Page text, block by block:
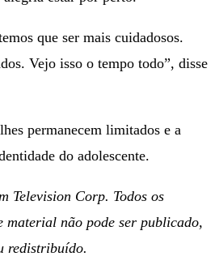
que ser mais cuidadosos.
Vejo isso o tempo todo”, disse
permanecem limitados e a
do adolescente.
Television Corp. Todos os
material não pode ser publicado,
redistribuído.